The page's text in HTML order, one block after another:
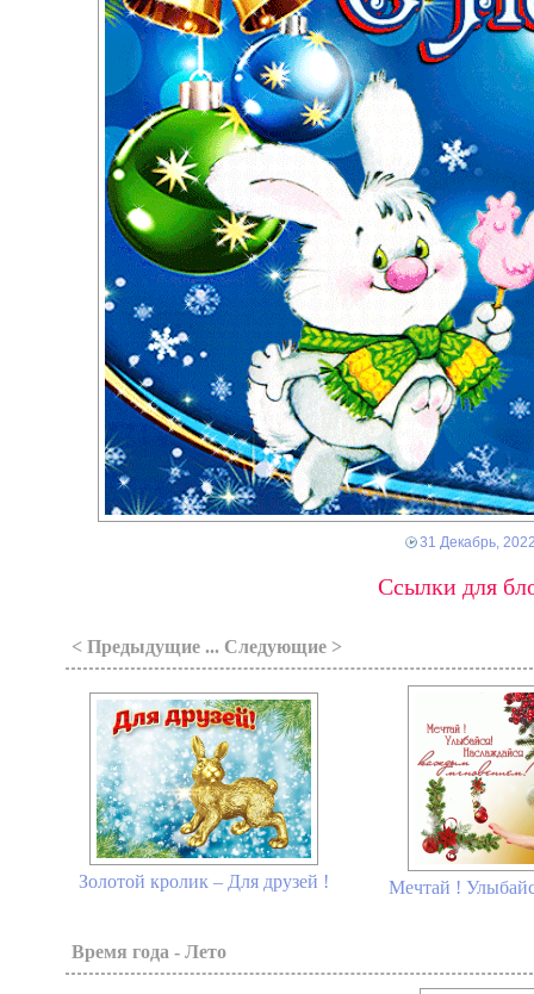
31 Декабрь,
Ссылки для
< Предыдущие ... Следующие >
Золотой кролик – Для друзей ! Мечтай !
Время года - Лето